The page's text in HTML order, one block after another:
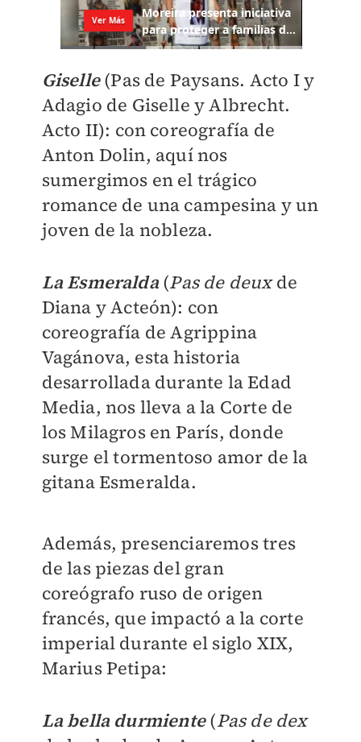
Giselle(Pas de Paysans. Acto I y
Adagio de Giselle y Albrecht.
Acto II): con coreografía de
Anton Dolin, aquí nos
sumergimos en el trágico
romance de una campesina y un
joven de la nobleza.
La Esmeralda(Pas de deuxde
Diana y Acteón): con
coreografía de Agrippina
Vagánova, esta historia
desarrollada durante la Edad
Media, nos lleva a la Corte de
los Milagros en París, donde
surge eltormentoso amor de la
gitana Esmeralda.
Además, presenciaremos tres
de las piezas del gran
coreógrafo ruso de origen
francés, que impactó a la corte
imperial durante el siglo XIX,
Marius Petipa:
La bella durmiente(Pas de dex